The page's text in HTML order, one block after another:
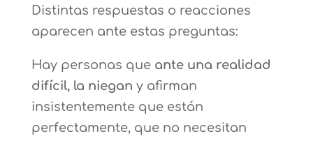
Distintas respuestas o reacciones
aparecen ante estas preguntas:
Hay personas que ante una realidad
difícil, la niegan y afirman
insistentemente que están
perfectamente, que no necesitan